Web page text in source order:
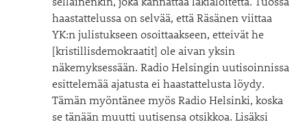
haastattelussa on selvää, että Räsänen viittaa
YK:n julistukseen osoittaakseen, etteivät he
[kristillisdemokraatit] ole aivan yksin
näkemyksessään. Radio Helsingin uutisoinnissa
esittelemää ajatusta ei haastattelusta löydy.
Tämän myöntänee myös Radio Helsinki, koska
se tänään muutti uutisensa otsikkoa. Lisäksi